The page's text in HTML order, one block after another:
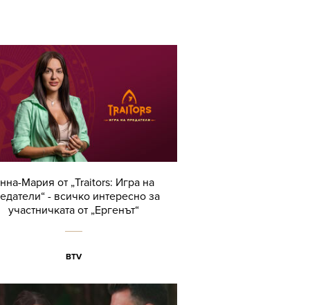
Мария от „Traitors: Игра на
- всичко интересно за
участничката от „Ергенът“
BTV